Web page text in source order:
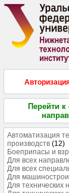
Перейти
Автоматизация
производств (12)
Боеприпасы и
Для всех
Для всех
Для
Для технических